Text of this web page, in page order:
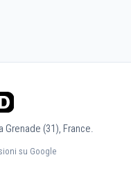
Grenade (31), France.
su Google